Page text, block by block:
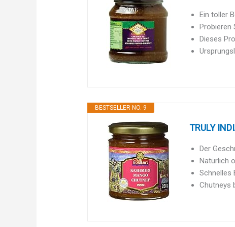
Ein toller
Probieren
Dieses
BESTSELLER NO. 9
TRULY
Der
Natürlich
Schnelles
Chutneys